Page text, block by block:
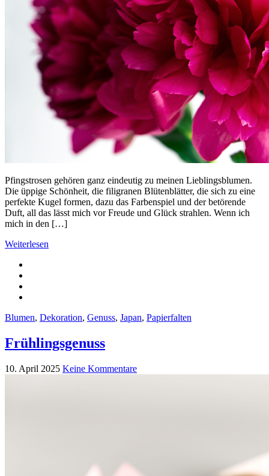
Pfingstrosen gehören ganz eindeutig zu meinen Lieblingsblumen.
Die üppige Schönheit, die filigranen Blütenblätter, die sich zu eine
perfekte Kugel formen, dazu das Farbenspiel und der betörende
Duft, all das lässt mich vor Freude und Glück strahlen. Wenn ich
mich in den […]
Weiterlesen
Blumen, Dekoration, Genuss, Japan, Papierfalten
Frühlingsgenuss
10. April 2025 Keine Kommentare